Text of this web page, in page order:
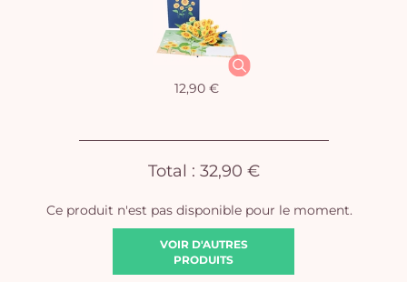
Ce produit n'est pas disponible pour le moment.
VOIR D'AUTRES
PRODUITS
12,90 €
Total : 32,90 €